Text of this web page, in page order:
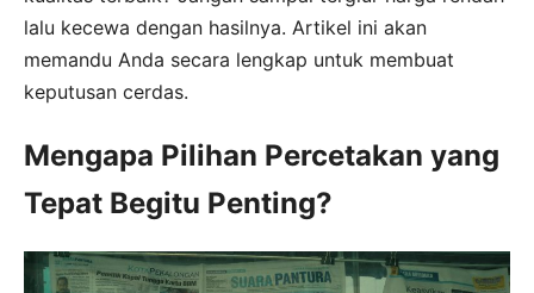
lalu kecewa dengan hasilnya. Artikel ini akan
memandu Anda secara lengkap untuk membuat
keputusan cerdas.
Mengapa Pilihan Percetakan yang
Tepat Begitu Penting?